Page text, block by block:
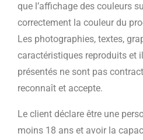
que l’affichage des couleurs
correctement la couleur du
Les photographies, textes,
caractéristiques reproduits et
présentés ne sont pas
reconnaît et accepte.
Le client déclare être une
moins 18 ans et avoir la